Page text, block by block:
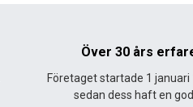
Över 30 års
Företaget startade 1 januari
sedan dess haft en